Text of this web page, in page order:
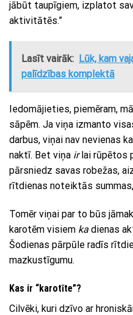
jābūt taupīgiem, izplatot
aktivitātēs.”
Lasīt vairāk: Lūk, kam
palīdzības komplektā
Iedomājieties, piemēram,
sāpēm. Ja viņa izmanto
darbus, viņai nav nevienas
naktī. Bet viņa irlai rūpētos
pārsniedz savas robežas,
rītdienas noteiktās
Tomēr viņai par to būs
karotēm visiem ka dienas
Šodienas pārpūle radīs
mazkustīgumu.
Kas ir “karotīte”?
Cilvēki, kuri dzīvo ar